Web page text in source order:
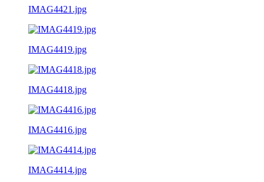
IMAG4421.jpg
IMAG4419.jpg
IMAG4418.jpg
IMAG4416.jpg
IMAG4414.jpg